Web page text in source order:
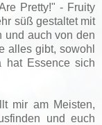
Pretty!" - Fruity
süß gestaltet mit
und auch von den
alles gibt, sowohl
hat Essence sich
mir am Meisten,
und euch